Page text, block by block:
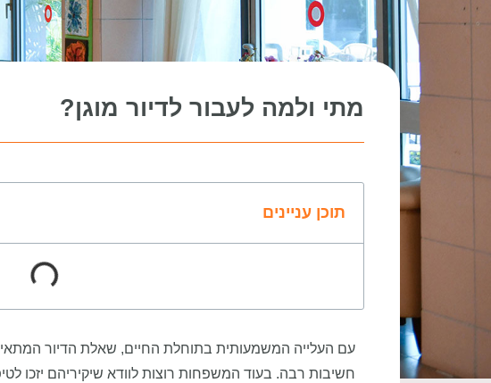
מתי ולמה לעבור לדיור מוגן?
תוכן עניינים
עם העלייה המשמעותית בתוחלת החיים, שאלת הדיור
חשיבות רבה. בעוד המשפחות רוצות לוודא שיקיריהם יזכו